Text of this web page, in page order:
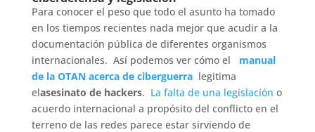
Para conocer el peso que todo el asunto ha tomado
en los tiempos recientes nada mejor que acudir a la
documentación pública de diferentes organismos
internacionales. Así podemos ver cómo el
manual
de la OTAN acerca de ciberguerralegitima
elasesinato de hackers. La falta de una legislación o
acuerdo internacional a propósito del conflicto en el
terreno de las redes parece estar sirviendo de